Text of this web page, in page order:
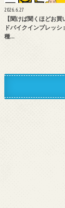
2026.6.27
【聞けば聞くほどお
ドバイクインプレッシ
種…